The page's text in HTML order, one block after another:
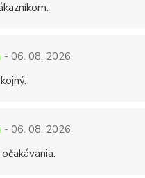
- 06. 08. 2026
- 06. 08. 2026